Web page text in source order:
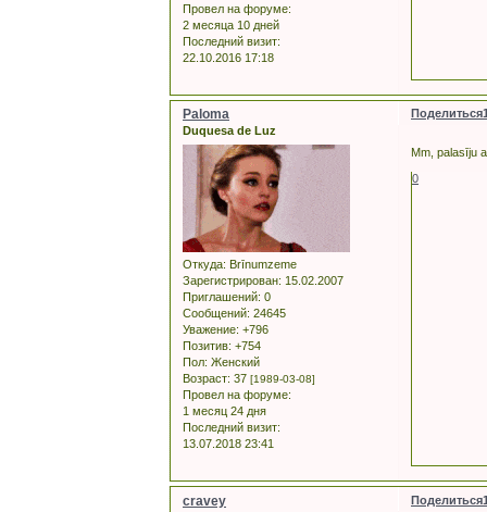
Провел на форуме:
2 месяца 10 дней
Последний визит:
22.10.2016 17:18
Поделиться
Paloma
Duquesa de Luz
Откуда: Brīnumzeme
Зарегистрирован: 15.02.2007
Приглашений: 0
Сообщений: 24645
Уважение: +796
Позитив: +754
Пол: Женский
Возраст: 37 [1989-03-08]
Провел на форуме:
1 месяц 24 дня
Последний визит:
13.07.2018 23:41
Mm, palasīju
0
Поделиться
cravey